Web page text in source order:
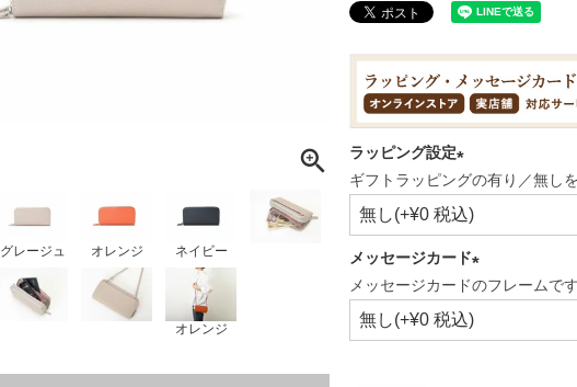
グレージュ オレンジ ネイビー
オレンジ
ラッピング設定
(必
須)
ギフトラッピングの有り／無し
メッセージカード
(必
須)
メッセージカードのフレームで